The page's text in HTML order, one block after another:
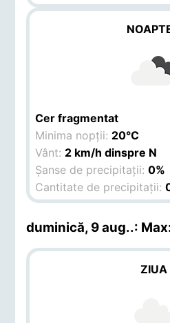
Cer fragmentat
Minima nopții: 20°C
Vânt: 2 km/h dinspre N
Șanse de precipitații:0%
Cantitate de precipitații:
duminică, 9 aug..:
ZIUA